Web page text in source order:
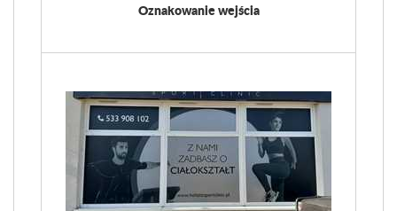
Oznakowanie wejścia